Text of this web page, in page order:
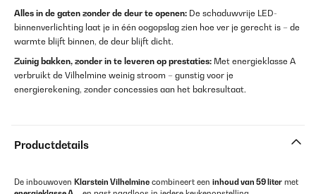
Alles in de gaten zonder de deur te openen: De schaduwvrije LED-
binnenverlichting laat je in één oogopslag zien hoe ver je gerecht is – de
warmte blijft binnen, de deur blijft dicht.
Zuinig bakken, zonder in te leveren op prestaties: Met energieklasse A
verbruikt de Vilhelmine weinig stroom – gunstig voor je
energierekening, zonder concessies aan het bakresultaat.
Productdetails
De inbouwoven Klarstein Vilhelmine combineert een inhoud van 59 liter met